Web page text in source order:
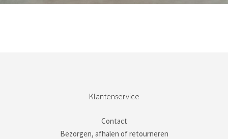
Klantenservice
Contact
Bezorgen, afhalen of retourneren